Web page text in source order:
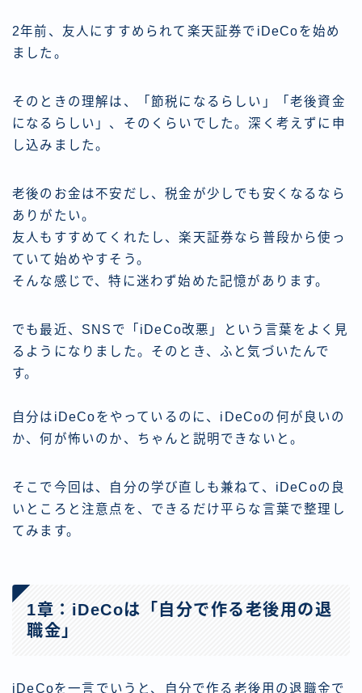
2年前、友人にすすめられて楽天証券でiDeCoを始め
ました。
そのときの理解は、「節税になるらしい」「老後資金
になるらしい」、そのくらいでした。深く考えずに申
し込みました。
老後のお金は不安だし、税金が少しでも安くなるなら
ありがたい。
友人もすすめてくれたし、楽天証券なら普段から使っ
ていて始めやすそう。
そんな感じで、特に迷わず始めた記憶があります。
でも最近、SNSで「iDeCo改悪」という言葉をよく見
るようになりました。そのとき、ふと気づいたんで
す。
自分はiDeCoをやっているのに、iDeCoの何が良いの
か、何が怖いのか、ちゃんと説明できないと。
そこで今回は、自分の学び直しも兼ねて、iDeCoの良
いところと注意点を、できるだけ平らな言葉で整理し
てみます。
1章：iDeCoは「自分で作る老後用の退
職金」
iDeCoを一言でいうと、自分で作る老後用の退職金で